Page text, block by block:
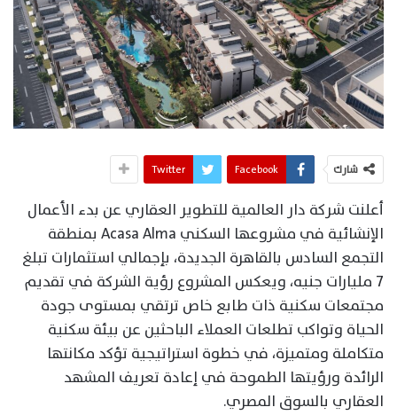
شارك Facebook
Twitter
أعلنت شركة دار العالمية للتطوير العقاري عن بدء الأعمال
الإنشائية في مشروعها السكني Acasa Alma بمنطقة
التجمع السادس بالقاهرة الجديدة، بإجمالي استثمارات تبلغ
7 مليارات جنيه، ويعكس المشروع رؤية الشركة في تقديم
مجتمعات سكنية ذات طابع خاص ترتقي بمستوى جودة
الحياة وتواكب تطلعات العملاء الباحثين عن بيئة سكنية
متكاملة ومتميزة، في خطوة استراتيجية تؤكد مكانتها
الرائدة ورؤيتها الطموحة في إعادة تعريف المشهد
العقاري بالسوق المصري.